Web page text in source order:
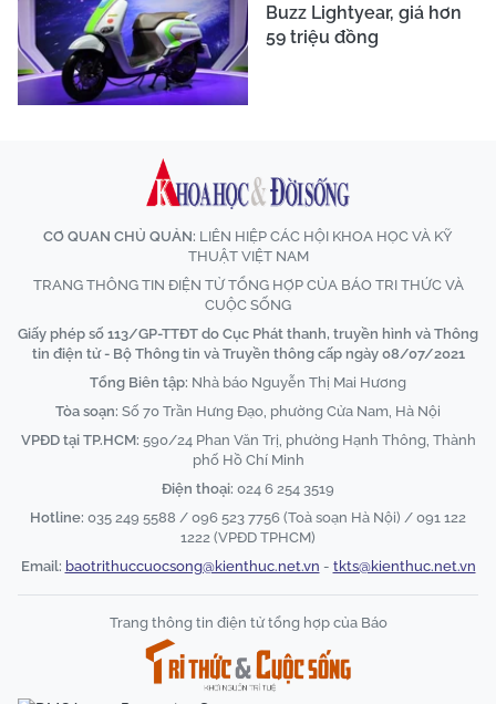
Buzz Lightyear, giá hơn
59 triệu đồng
CƠ QUAN CHỦ QUẢN: LIÊN HIỆP CÁC HỘI KHOA HỌC VÀ KỸ
THUẬT VIỆT NAM
TRANG THÔNG TIN ĐIỆN TỬ TỔNG HỢP CỦA BÁO TRI THỨC VÀ
CUỘC SỐNG
Giấy phép số 113/GP-TTĐT do Cục Phát thanh, truyền hình và Thông
tin điện tử - Bộ Thông tin và Truyền thông cấp ngày 08/07/2021
Tổng Biên tập: Nhà báo Nguyễn Thị Mai Hương
Tòa soạn: Số 70 Trần Hưng Đạo, phường Cửa Nam, Hà Nội
VPĐD tại TP.HCM: 590/24 Phan Văn Trị, phường Hạnh Thông, Thành
phố Hồ Chí Minh
Điện thoại: 024 6 254 3519
Hotline: 035 249 5588 / 096 523 7756 (Toà soạn Hà Nội) / 091 122
1222 (VPĐD TPHCM)
Email: baotrithuccuocsong@kienthuc.net.vn - tkts@kienthuc.net.vn
Trang thông tin điện tử tổng hợp của Báo